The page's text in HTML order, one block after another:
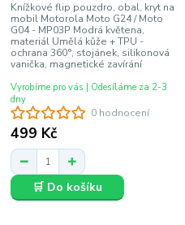
0 hodnocení
Knížkové flip pouzdro, obal, kryt na
mobil Motorola Moto G24 / Moto
G04 - MP03P Modrá květena,
materiál Umělá kůže + TPU -
ochrana 360°, stojánek, silikonová
vanička, magnetické zavírání
499 Kč
Vyrobíme pro vás | Odesíláme za 2-3
dny
🛒 Do košíku